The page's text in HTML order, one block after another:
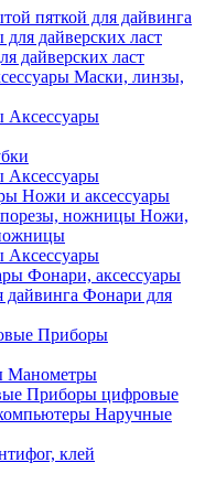
пяткой для дайвинга
дайверских ласт
Маски, линзы,
Аксессуары
Аксессуары
Ножи и аксессуары
Ножи,
Аксессуары
Фонари, аксессуары
Фонари для
Приборы
Манометры
Приборы цифровые
Наручные
клей